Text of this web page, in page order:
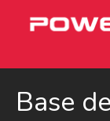
Base